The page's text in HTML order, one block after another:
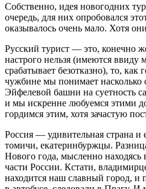
Собственно, идея новогодних
очередь, для них опробовался
оказывалось очень мало. Хотя
Русский турист — это, конечно
настрого нельзя (имеются ввиду
срабатывает безотказно), то,
чужбине мы понимает
Эйфелевой башни на суетность
и мы искренне любуемся этими
гордимся этим, хотя зачастую
Россия — удивительная страна
томичи, екатеринбуржцы.
Нового года, мысленно
части России. Кстати,
находится наш славный город, и